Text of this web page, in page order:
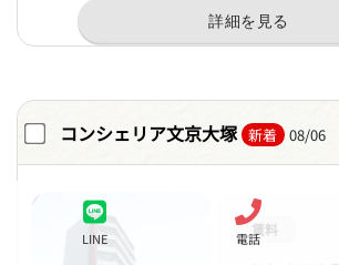
LINE 電話
コンシェリア文京大塚 新着 08/06
賃料